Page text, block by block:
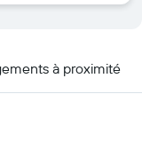
à proximité